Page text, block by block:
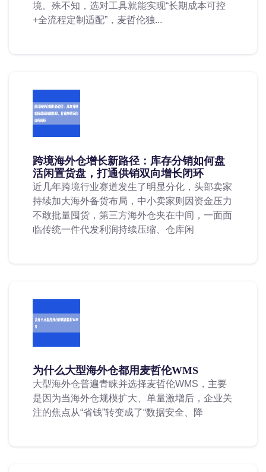
境。殊不知，选对工具就能实现“长期成本可控
+全流程定制适配”，麦哲伦独...
跨境海外仓增长新路径：库存分销如何盘
活闲置货盘，打通供销双向增长闭环
近几年跨境行业赛道发生了明显分化，头部卖家
持续加大海外备货布局，中小卖家则因资金压力
不敢批量囤货，第三方海外仓夹在中间，一面面
临传统一件代发利润持续压缩、仓库闲
为什么大型海外仓都用麦哲伦WMS
大型海外仓普遍青睐并选择麦哲伦WMS，主要
是因为当海外仓规模扩大、单量激增后，企业关
注的焦点从“省钱”转变成了“数据安全、降